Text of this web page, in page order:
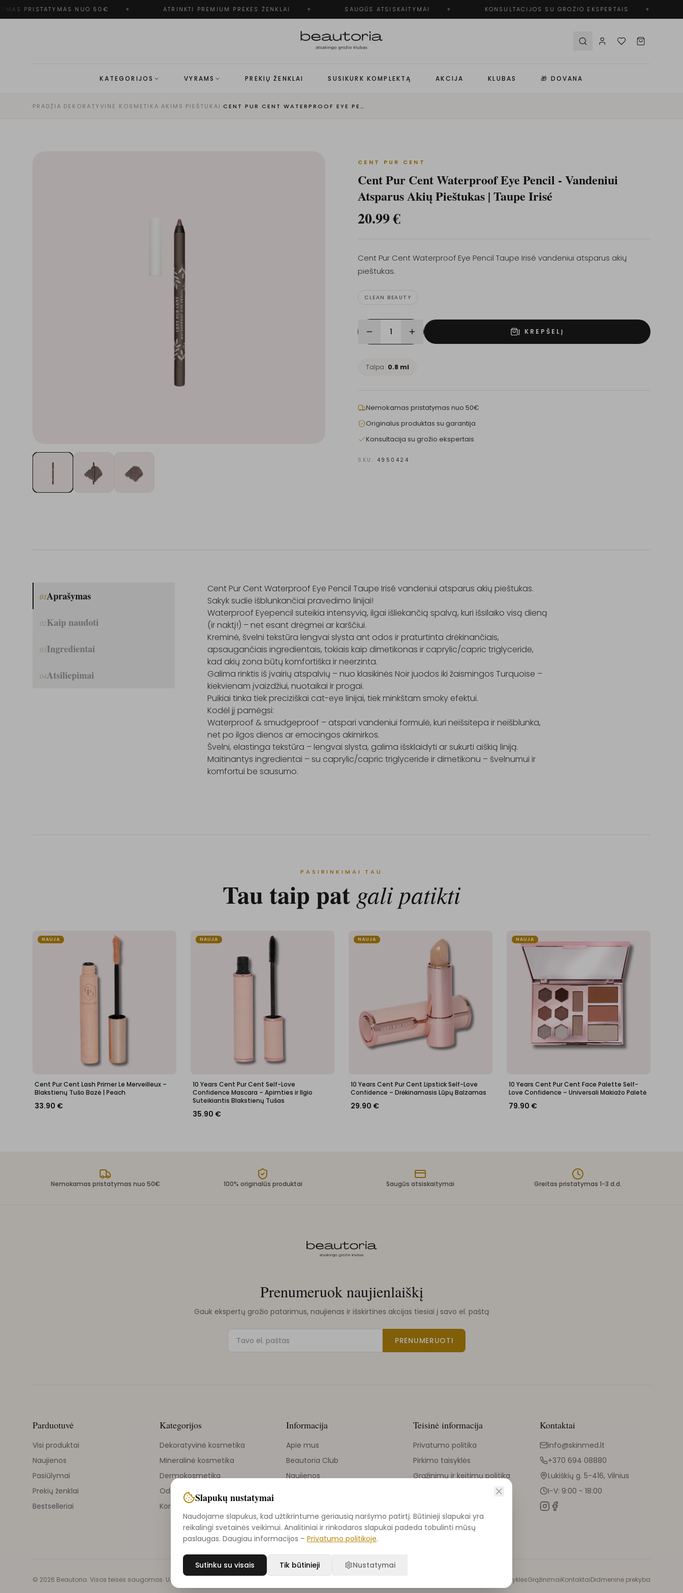
PRISTATYMAS NUO 50€ ATRINKTI PREMIUM PREKĖS ŽENKLAI SAUGŪS ATSISKAITYMAI KONSULTACIJOS SU GROŽIO EKSPERTAIS
KATEGORIJOS VYRAMS PREKIŲ ŽENKLAI SUSIKURK KOMPLEKTĄ AKCIJA KLUBAS 🎁 DOVANA
PRADŽIA·DEKORATYVINĖ KOSMETIKA·AKIMS ·PIEŠTUKAI · CENT PUR CENT WATERPROOF EYE PENCIL - VANDENIUI ATSPARUS AKIŲ PIEŠTUKAS | TAUPE IRISÉ
CENT PUR CENT
Cent Pur Cent Waterproof Eye Pencil - Vandeniui
Atsparus Akių Pieštukas | Taupe Irisé
20.99€
Cent Pur Cent Waterproof Eye Pencil Taupe Irisé vandeniui atsparus akių
pieštukas.
CLEAN BEAUTY
1 Į KREPŠELĮ
Talpa 0.8 ml
Nemokamas pristatymas nuo 50€
Originalus produktas su garantija
Konsultacija su grožio ekspertais
SKU: 4950424
01Aprašymas
02Kaip naudoti
03Ingredientai
04Atsiliepimai
Cent Pur Cent Waterproof Eye Pencil Taupe Irisé vandeniui atsparus akių pieštukas.
Sakyk sudie išblunkančiai pravedimo linijai!
Waterproof Eyepencil suteikia intensyvią, ilgai išliekančią spalvą, kuri išsilaiko visą dieną
(ir naktį!) – net esant drėgmei ar karščiui.
Kreminė, švelni tekstūra lengvai slysta ant odos ir praturtinta drėkinančiais,
apsaugančiais ingredientais, tokiais kaip dimetikonas ir caprylic/capric triglyceride,
kad akių zona būtų komfortiška ir neerzinta.
Galima rinktis iš įvairių atspalvių – nuo klasikinės Noir juodos iki žaismingos Turquoise –
kiekvienam įvaizdžiui, nuotaikai ir progai.
Puikiai tinka tiek preciziškai cat-eye linijai, tiek minkštam smoky efektui.
Kodėl jį pamėgsi:
Waterproof & smudgeproof – atspari vandeniui formulė, kuri neišsitepa ir neišblunka,
net po ilgos dienos ar emocingos akimirkos.
Švelni, elastinga tekstūra – lengvai slysta, galima išsklaidyti ar sukurti aiškią liniją.
Maitinantys ingredientai – su caprylic/capric triglyceride ir dimetikonu – švelnumui ir
PASIRINKIMAI TAU
Tau taip pat gali patikti
NAUJA
Cent Pur Cent Lash Primer Le Merveilleux –
Blakstienų Tušo Bazė | Peach
33.90 €
NAUJA
10 Years Cent Pur Cent Self-Love
Confidence Mascara – Apimties ir Ilgio
Suteikiantis Blakstienų Tušas
35.90 €
NAUJA
10 Years Cent Pur Cent Lipstick Self-Love
Confidence – Drėkinamasis Lūpų Balzamas
29.90 €
NAUJA
10 Years Cent Pur Cent Face Palette Self-
Love Confidence – Universali Makiažo Paletė
79.90 €
Nemokamas pristatymas nuo 50€ 100% originalūs produktai Saugūs atsiskaitymai Greitas pristatymas 1-3 d.d.
Prenumeruok naujienlaiškį
Gauk ekspertų grožio patarimus, naujienas ir išskirtines akcijas tiesiai į savo el. paštą
PRENUMERUOTI
Parduotuvė
Visi produktai
Naujienos
Pasiūlymai
Prekių ženklai
Bestselleriai
Kategorijos
Dekoratyvinė kosmetika
Mineralinė kosmetika
Dermokosmetika
Odos priežiūra
Korejietiška kosmetika
Informacija
Apie mus
Beautoria Club
Naujienos
Grąžinimų politika
Teisinė informacija
Privatumo politika
Pirkimo taisyklės
Grąžinimų ir keitimų politika
Kontaktai
info@skinmed.lt
+370 694 08880
Lukiškių g. 5-416, Vilnius
I-V: 9:00 - 18:00
© 2026 Beautoria. Visos teisės saugomos. UAB Vilniaus grožio ir sveikatos prekyba | Pirkimo taisyklėsGrąžinimaiKontaktaiDidmeninė prekyba
Slapukų nustatymai
Naudojame slapukus, kad užtikrintume geriausią naršymo patirtį. Būtinieji slapukai yra
reikalingi svetainės veikimui. Analitiniai ir rinkodaros slapukai padeda tobulinti mūsų
paslaugas. Daugiau informacijos – Privatumo politikoje.
Sutinku su visais Tik būtinieji Nustatymai